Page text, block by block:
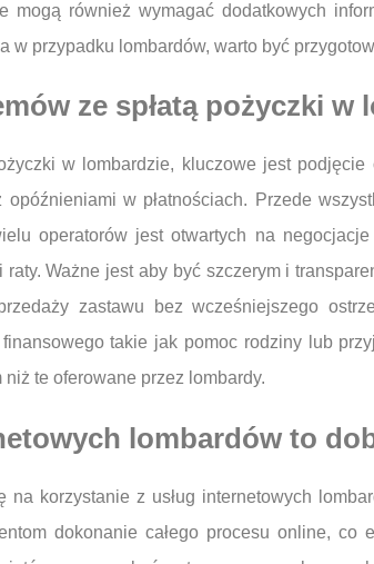
mogą również wymagać dodatkowych
w przypadku lombardów, warto być
ze spłatą pożyczki w
w lombardzie, kluczowe jest
w płatnościach. Przede
operatorów jest otwartych na
Ważne jest aby być szczerym i
zastawu bez wcześniejszego
takie jak pomoc rodziny lub
te oferowane przez lombardy.
lombardów to
korzystanie z usług internetowych
dokonanie całego procesu online,